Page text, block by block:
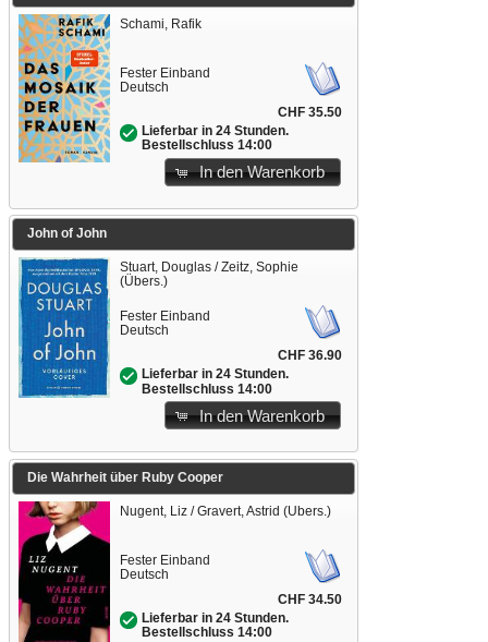
Schami, Rafik
Fester Einband
Deutsch
CHF 35.50
Lieferbar in 24 Stunden.
Bestellschluss 14:00
In den Warenkorb
John of John
Stuart, Douglas / Zeitz, Sophie
(Übers.)
Fester Einband
Deutsch
CHF 36.90
Lieferbar in 24 Stunden.
Bestellschluss 14:00
In den Warenkorb
Die Wahrheit über Ruby Cooper
Nugent, Liz / Gravert, Astrid (Übers.)
Fester Einband
Deutsch
CHF 34.50
Lieferbar in 24 Stunden.
Bestellschluss 14:00